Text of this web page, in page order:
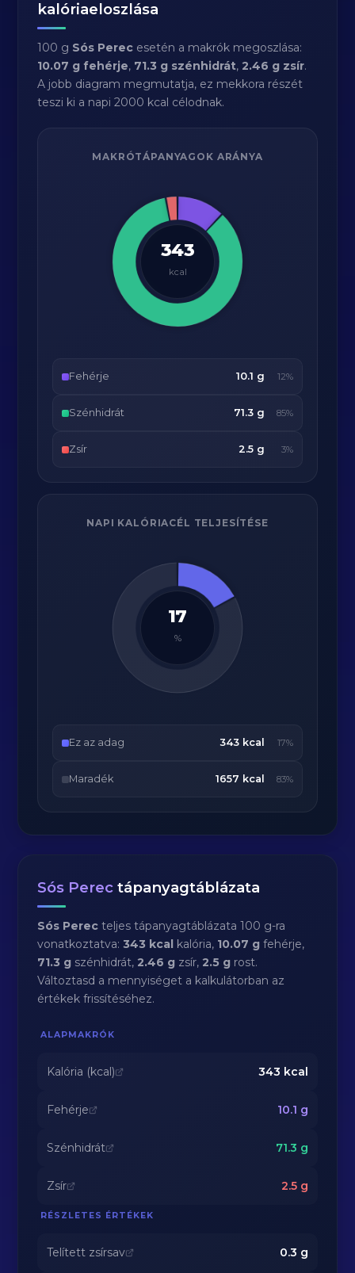
kalóriaeloszlása
100 g Sós Perec esetén a makrók megoszlása:
10.07 g fehérje, 71.3 g szénhidrát,2.46 g zsír.
A jobb diagram megmutatja, ez mekkora részét
teszi ki a napi 2000 kcal célodnak.
MAKRÓTÁPANYAGOK ARÁNYA
343
kcal
Fehérje 10.1 g 12%
Szénhidrát 71.3 g 85%
Zsír 2.5 g 3%
NAPI KALÓRIACÉL TELJESÍTÉSE
17
%
Ez az adag 343 kcal 17%
Maradék 1657 kcal 83%
Sós Perec tápanyagtáblázata
Sós Perec teljes tápanyagtáblázata 100 g-ra
vonatkoztatva:343 kcal kalória, 10.07 g fehérje,
71.3 g szénhidrát,2.46 g zsír,2.5 g rost.
Változtasd a mennyiséget a kalkulátorban az
értékek frissítéséhez.
ALAPMAKRÓK
Kalória (kcal) 343 kcal
Fehérje 10.1 g
Szénhidrát 71.3 g
Zsír 2.5g
RÉSZLETES ÉRTÉKEK
Telített zsírsav 0.3 g